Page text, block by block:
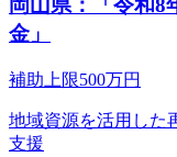
岡山県：「令和8
金」
補助上限500万円
地域資源を活用した
支援